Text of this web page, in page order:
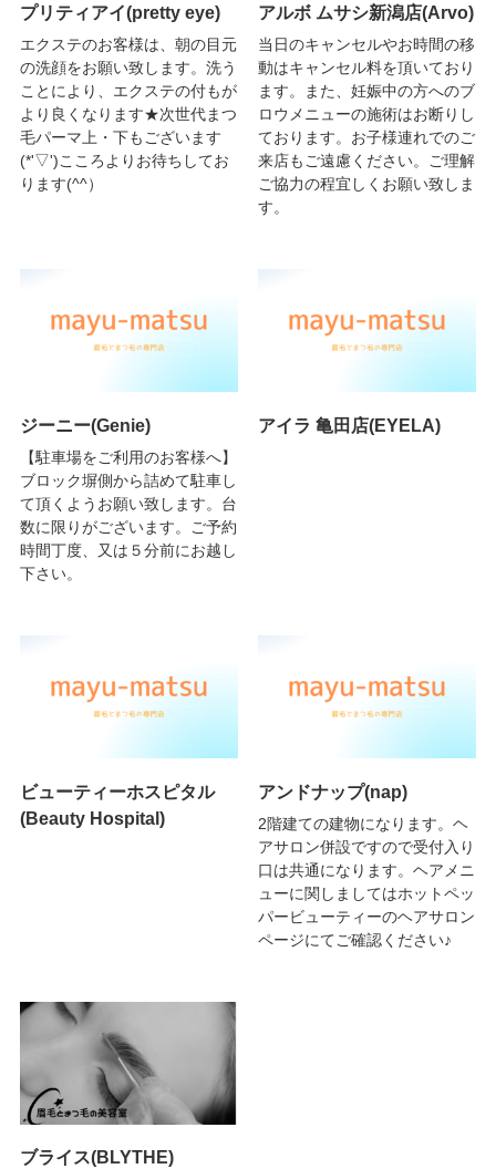
プリティアイ(pretty eye)
エクステのお客様は、朝の目元
の洗顔をお願い致します。洗う
ことにより、エクステの付もが
より良くなります★次世代まつ
毛パーマ上・下もございます
(*'▽')こころよりお待ちしてお
ります(^^）
アルボ ムサシ新潟店(Arvo)
当日のキャンセルやお時間の移
動はキャンセル料を頂いており
ます。また、妊娠中の方へのブ
ロウメニューの施術はお断りし
ております。お子様連れでのご
来店もご遠慮ください。ご理解
ご協力の程宜しくお願い致しま
す。
ジーニー(Genie)
【駐車場をご利用のお客様へ】
ブロック塀側から詰めて駐車し
て頂くようお願い致します。台
数に限りがございます。ご予約
時間丁度、又は５分前にお越し
下さい。
アイラ 亀田店(EYELA)
ビューティーホスピタル
(Beauty Hospital)
アンドナップ(nap)
2階建ての建物になります。ヘ
アサロン併設ですので受付入り
口は共通になります。ヘアメニ
ューに関しましてはホットペッ
パービューティーのヘアサロン
ページにてご確認ください♪
ブライス(BLYTHE)